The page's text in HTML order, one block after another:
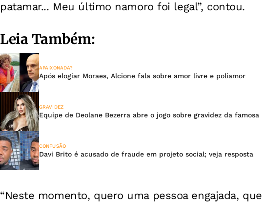
patamar... Meu último namoro foi legal”, contou.
Leia Também:
APAIXONADA?
Após elogiar Moraes, Alcione fala sobre amor livre e poliamor
GRAVIDEZ
Equipe de Deolane Bezerra abre o jogo sobre gravidez da famosa
CONFUSÃO
Davi Brito é acusado de fraude em projeto social; veja resposta
“Neste momento, quero uma pessoa engajada,